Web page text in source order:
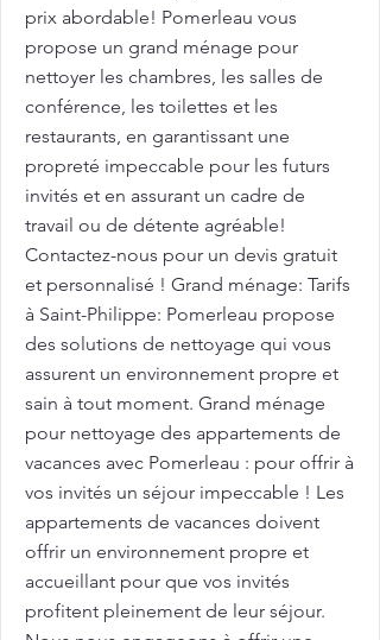
prix abordable! Pomerleau vous
propose un grand ménage pour
nettoyer les chambres, les salles de
conférence, les toilettes et les
restaurants, en garantissant une
propreté impeccable pour les futurs
invités et en assurant un cadre de
travail ou de détente agréable!
Contactez-nous pour un devis gratuit
et personnalisé ! Grand ménage: Tarifs
à Saint-Philippe: Pomerleau propose
des solutions de nettoyage qui vous
assurent un environnement propre et
sain à tout moment. Grand ménage
pour nettoyage des appartements de
vacances avec Pomerleau : pour offrir à
vos invités un séjour impeccable ! Les
appartements de vacances doivent
offrir un environnement propre et
accueillant pour que vos invités
profitent pleinement de leur séjour.